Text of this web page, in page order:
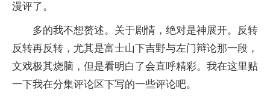
漫评了。
多的我不想赘述。关于剧情，绝对是神展开。反转
反转再反转，尤其是富士山下吉野与左门辩论那一段，
文戏极其烧脑，但是看明白了会直呼精彩。我在这里贴
一下我在分集评论区下写的一些评论吧。